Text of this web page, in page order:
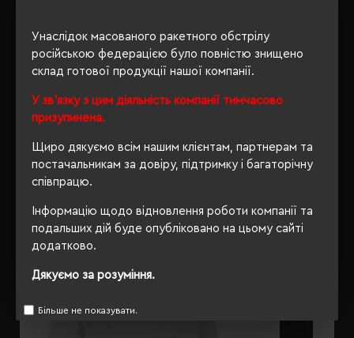
Унаслідок масованого ракетного обстрілу
російською федерацією було повністю знищено
склад готової продукції нашої компанії.
У зв'язку з цим діяльність компанії тимчасово
призупинена.
Щиро дякуємо всім нашим клієнтам, партнерам та
постачальникам за довіру, підтримку і багаторічну
співпрацю.
Інформацію щодо відновлення роботи компанії та
подальших дій буде опубліковано на цьому сайті
додатково.
Дякуємо за розуміння.
Більше не показувати.
ВІДГУКИ